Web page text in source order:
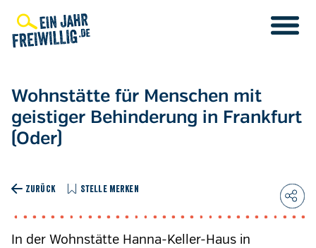
zum
Inhalt
Wohnstätte für Menschen mit
geistiger Behinderung in Frankfurt
(Oder)
ZURÜCK STELLE MERKEN
In der Wohnstätte Hanna-Keller-Haus in